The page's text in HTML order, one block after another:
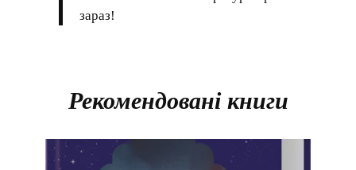
зараз!
Рекомендовані книги